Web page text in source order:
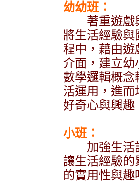
幼幼班：
著重遊戲
將生活經驗與
程中，藉由遊
介面，建立幼
數學邏輯概念
活運用，進而
好奇心與興趣
小班：
加強生活
讓生活經驗的
的實用性與趣